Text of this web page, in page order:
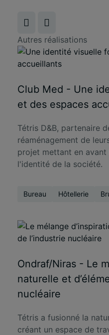
Autres réalisations
Club Med - Une
et des espaces
Tétris D&B, partenaire
réaménagement de
projet mettant en
l'identité de la société.
Bureau Hôtellerie
Ondraf/Niras - Le
naturelle et
nucléaire
Tétris a fusionné la
créant un espace de